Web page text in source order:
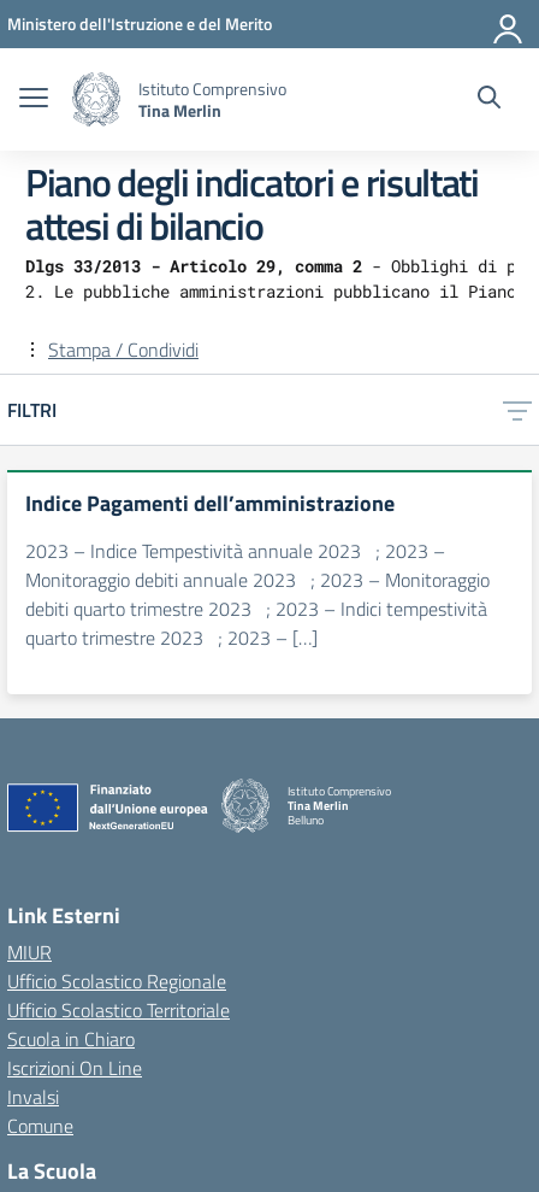
Vai ai contenuti
Vai al menu di navigazione
Vai al footer
Ministero dell'Istruzione e del Merito
Istituto Comprensivo
Tina Merlin
Piano degli indicatori e risultati
attesi di bilancio
Dlgs 33/2013 - Articolo 29, comma 2 - Obblighi di
2. Le pubbliche amministrazioni pubblicano il
Stampa / Condividi
FILTRI
Indice Pagamenti dell’amministrazione
2023 – Indice Tempestività annuale 2023 ; 2023 –
Monitoraggio debiti annuale 2023 ; 2023 – Monitoraggio
debiti quarto trimestre 2023 ; 2023 – Indici tempestività
quarto trimestre 2023 ; 2023 – […]
Istituto Comprensivo
Tina Merlin
Belluno
Link Esterni
MIUR
Ufficio Scolastico Regionale
Ufficio Scolastico Territoriale
Scuola in Chiaro
Iscrizioni On Line
Invalsi
Comune
La Scuola